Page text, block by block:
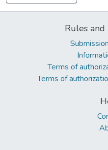
Rules
Terms of
Terms of